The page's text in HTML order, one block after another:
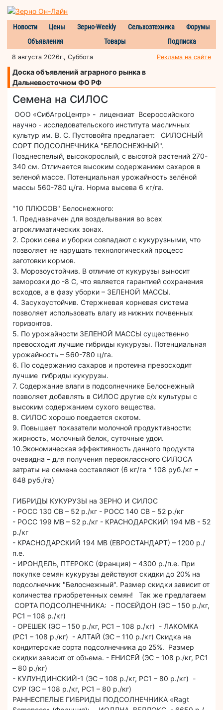
Новости Цены Зерно-Weekly Сельхозтехника
Форумы
Объявления
Товары Подписка
8 августа 2026г., Суббота Реклама на сайте
Доска объявлений аграрного рынка в
Дальневосточном ФО РФ
Семена на СИЛОС
ООО «СибАгроЦентр» - лицензиат Всероссийского
научно - исследовательского института масличных
культур им. В. С. Пустовойта предлагает: СИЛОСНЫЙ
СОРТ ПОДСОЛНЕЧНИКА "БЕЛОСНЕЖНЫЙ".
Позднеспелый, высокорослый, с высотой растений 270-
340 см. Отличается высоким содержанием сахаров в
зеленой массе. Потенциальная урожайность зелёной
массы 560-780 ц/га. Норма высева 6 кг/га.
"10 ПЛЮСОВ" Белоснежного:
1. Предназначен для возделывания во всех
агроклиматических зонах.
2. Сроки сева и уборки совпадают с кукурузными, что
позволяет не нарушать технологический процесс
заготовки кормов.
3. Морозоустойчив. В отличие от кукурузы выносит
заморозки до -8 С, что является гарантией сохранения
всходов, а в фазу уборки – ЗЕЛЕНОЙ МАССЫ.
4. Засухоустойчив. Стержневая корневая система
позволяет использовать влагу из нижних почвенных
горизонтов.
5. По урожайности ЗЕЛЕНОЙ МАССЫ существенно
превосходит лучшие гибриды кукурузы. Потенциальная
урожайность – 560-780 ц/га.
6. По содержанию сахаров и протеина превосходит
лучшие гибриды кукурузы.
7. Содержание влаги в подсолнечнике Белоснежный
позволяет добавлять в СИЛОС другие с/х культуры с
высоким содержанием сухого вещества.
8. СИЛОС хорошо поедается скотом.
9. Повышает показатели молочной продуктивности:
жирность, молочный белок, суточные удои.
10.Экономическая эффективность данного продукта
очевидна – для получения первоклассного СИЛОСА
затраты на семена составляют (6 кг/га * 108 руб./кг =
648 руб./га)
ГИБРИДЫ КУКУРУЗЫ на ЗЕРНО И СИЛОС
- РОСС 130 СВ – 52 р./кг - РОСС 140 СВ – 52 р./кг
- РОСС 199 МВ – 52 р./кг - КРАСНОДАРСКИЙ 194 МВ - 52
р./кг
- КРАСНОДАРСКИЙ 194 МВ (ЕВРОСТАНДАРТ) – 1200 р./
п.е.
- ИРОНДЕЛЬ, ПТЕРОКС (Франция) – 4300 р./п.е. При
покупке семян кукурузы действуют скидки до 20% на
подсолнечник "Белоснежный". Размер скидки зависит от
количества приобретенных семян! Так же предлагаем
СОРТА ПОДСОЛНЕЧНИКА: - ПОСЕЙДОН (ЭС – 150 р./кг,
РС1 – 108 р./кг)
- ОРЕШЕК (ЭС – 150 р./кг, РС1 – 108 р./кг) - ЛАКОМКА
(РС1 – 108 р./кг) - АЛТАЙ (ЭС – 110 р./кг) Скидка на
кондитерские сорта подсолнечника до 25%. Размер
скидки зависит от объема. - ЕНИСЕЙ (ЭС – 108 р./кг, РС1
– 80 р./кг)
- КУЛУНДИНСКИЙ-1 (ЭС – 108 р./кг, РС1 – 80 р./кг) -
СУР (ЭС – 108 р./кг, РС1 – 80 р./кг)
РАННЕСПЕЛЫЕ ГИБРИДЫ ПОДСОЛНЕЧНИКА «Ragt